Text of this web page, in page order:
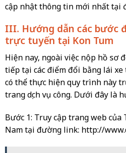
cập nhật thông tin mới nhất tại
III. Hướng dẫn các bước
trực tuyến tại Kon Tum
Hiện nay, ngoài việc nộp hồ sơ
tiếp tại các điểm đổi bằng lái xe
có thể thực hiện quy trình này
trang dịch vụ công. Dưới đây là
Bước 1: Truy cập trang web
Nam tại đường link: http://